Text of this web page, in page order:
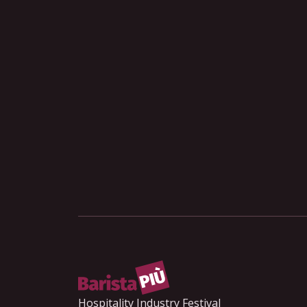
Veronica Rossi
Hospitality Industry Festival